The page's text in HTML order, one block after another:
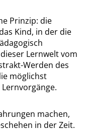
Prinzip: die
Kind, in der die
Lernwelt vom
Werden des
möglichst
machen,
in der Zeit.